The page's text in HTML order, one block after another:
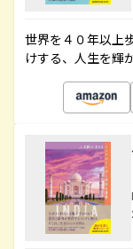
世界を４０年以上
けする、人生を輝